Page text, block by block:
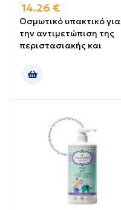
14.26 €
Οσμωτικό υπακτικό για
την αντιμετώπιση της
περιστασιακής και